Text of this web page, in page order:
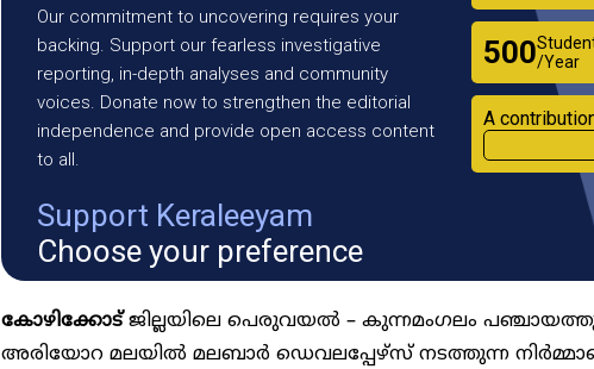
Our commitment to uncovering requires your
backing. Support our fearless investigative
reporting, in-depth analyses and community
voices. Donate now to strengthen the editorial
independence and provide open access content
to all.
Support Keraleeyam
Choose your preference
₹500/Year
A
കോഴിക്കോട് ജില്ലയിലെ പെരുവയൽ – കുന്നമംഗലം
അരിയോറ മലയിൽ മലബാർ ഡെവലപ്പേഴ്‌സ് നടത്തുന്ന